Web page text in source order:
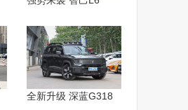
全新升级 深蓝G318